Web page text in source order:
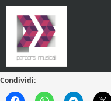
Condividi: